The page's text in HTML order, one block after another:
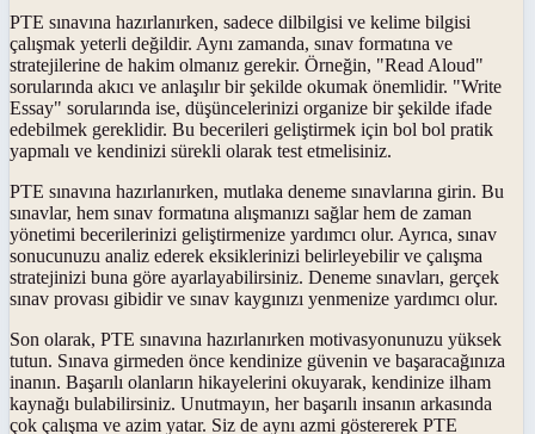
PTE sınavına hazırlanırken, sadece dilbilgisi ve kelime bilgisi
çalışmak yeterli değildir. Aynı zamanda, sınav formatına ve
stratejilerine de hakim olmanız gerekir. Örneğin, "Read Aloud"
sorularında akıcı ve anlaşılır bir şekilde okumak önemlidir. "Write
Essay" sorularında ise, düşüncelerinizi organize bir şekilde ifade
edebilmek gereklidir. Bu becerileri geliştirmek için bol bol pratik
yapmalı ve kendinizi sürekli olarak test etmelisiniz.
PTE sınavına hazırlanırken, mutlaka deneme sınavlarına girin. Bu
sınavlar, hem sınav formatına alışmanızı sağlar hem de zaman
yönetimi becerilerinizi geliştirmenize yardımcı olur. Ayrıca, sınav
sonucunuzu analiz ederek eksiklerinizi belirleyebilir ve çalışma
stratejinizi buna göre ayarlayabilirsiniz. Deneme sınavları, gerçek
sınav provası gibidir ve sınav kaygınızı yenmenize yardımcı olur.
Son olarak, PTE sınavına hazırlanırken motivasyonunuzu yüksek
tutun. Sınava girmeden önce kendinize güvenin ve başaracağınıza
inanın. Başarılı olanların hikayelerini okuyarak, kendinize ilham
kaynağı bulabilirsiniz. Unutmayın, her başarılı insanın arkasında
çok çalışma ve azim yatar. Siz de aynı azmi göstererek PTE